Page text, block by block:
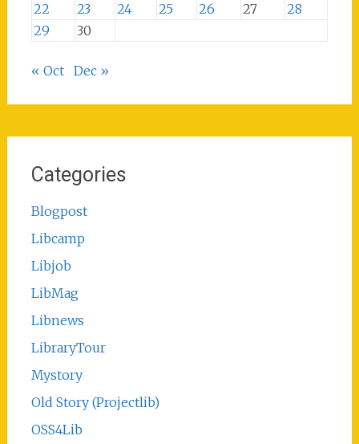
22
23 24 25 26 27
28
29
30
« Oct Dec »
Categories
Blogpost
Libcamp
Libjob
LibMag
Libnews
LibraryTour
Mystory
Old Story (Projectlib)
OSS4Lib